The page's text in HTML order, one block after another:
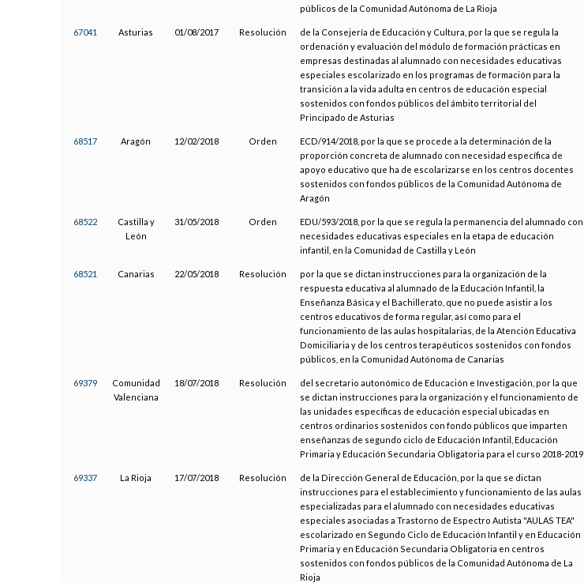
públicos de la Comunidad Autónoma de La Rioja
67041 Asturias 01/08/2017 Resolución
de la Consejería de Educación y Cultura, por la que se regula la
ordenación y evaluación del módulo de formación prácticas en
empresas destinadas al alumnado con necesidades educativas
especiales escolarizado en los programas de formación para la
transición a la vida adulta en centros de educación especial
sostenidos con fondos públicos del ámbito territorial del
Principado de Asturias
68517 Aragón 12/02/2018 Orden
ECD/914/2018, por la que se procede a la determinación de la
proporción concreta de alumnado con necesidad específica de
apoyo educativo que ha de escolarizarse en los centros docentes
sostenidos con fondos públicos de la Comunidad Autónoma de
Aragón
68522
Castilla y
León
31/05/2018 Orden
EDU/593/2018, por la que se regula la permanencia del alumnado con
necesidades educativas especiales en la etapa de educación
infantil, en la Comunidad de Castilla y León
68521 Canarias 22/05/2018 Resolución
por la que se dictan instrucciones para la organización de la
respuesta educativa al alumnado de la Educación Infantil, la
Enseñanza Básica y el Bachillerato, que no puede asistir a los
centros educativos de forma regular, así como para el
funcionamiento de las aulas hospitalarias, de la Atención Educativa
Domiciliaria y de los centros terapéuticos sostenidos con fondos
públicos, en la Comunidad Autónoma de Canarias
69379
Comunidad
Valenciana
18/07/2018 Resolución
del secretario autonómico de Educación e Investigación, por la que
se dictan instrucciones para la organización y el funcionamiento de
las unidades específicas de educación especial ubicadas en
centros ordinarios sostenidos con fondo públicos que imparten
enseñanzas de segundo ciclo de Educación Infantil, Educación
Primaria y Educación Secundaria Obligatoria para el curso 2018-2019
69337 La Rioja 17/07/2018 Resolución
de la Dirección General de Educación, por la que se dictan
instrucciones para el establecimiento y funcionamiento de las aulas
especializadas para el alumnado con necesidades educativas
especiales asociadas a Trastorno de Espectro Autista "AULAS TEA"
escolarizado en Segundo Ciclo de Educación Infantil y en Educación
Primaria y en Educación Secundaria Obligatoria en centros
sostenidos con fondos públicos de la Comunidad Autónoma de La
Rioja